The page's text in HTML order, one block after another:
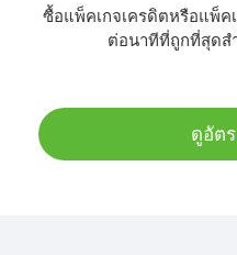
ซื้อแพ็คเกจเครดิตหรือแพ็ค
ต่อนาทีที่ถูกที่สุดส
ดูอัต